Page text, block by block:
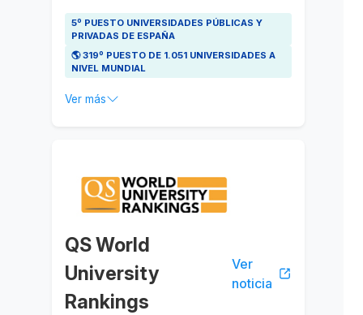
5º PUESTO UNIVERSIDADES PÚBLICAS Y
PRIVADAS DE ESPAÑA
🌎 319º PUESTO DE 1.051 UNIVERSIDADES A
NIVEL MUNDIAL
Ver más
QS World
University
Rankings
Ver
noticia